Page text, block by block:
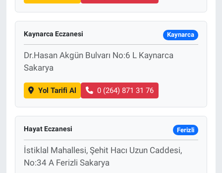
Kaynarca Eczanesi Kaynarca
Dr.Hasan Akgün Bulvarı No:6 L Kaynarca
Sakarya
Yol Tarifi Al 0 (264) 871 31 76
Hayat Eczanesi Ferizli
İstiklal Mahallesi, Şehit Hacı Uzun Caddesi,
No:34 A Ferizli Sakarya